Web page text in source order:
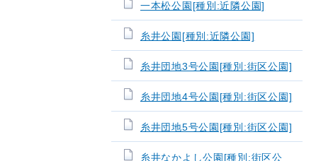
一本松公園[種別:近隣公園]
糸井公園[種別:近隣公園]
糸井団地3号公園[種別:街区公園]
糸井団地4号公園[種別:街区公園]
糸井団地5号公園[種別:街区公園]
糸井なかよし公園[種別:街区公